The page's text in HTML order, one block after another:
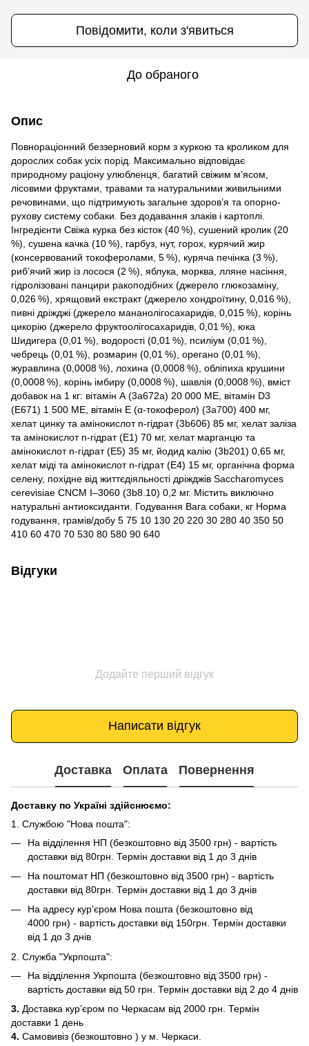
Повідомити, коли з'явиться
До обраного
Опис
Повнораціонний беззерновий корм з куркою та кроликом для
дорослих собак усіх порід. Максимально відповідає
природному раціону улюбленця, багатий свіжим м’ясом,
лісовими фруктами, травами та натуральними живильними
речовинами, що підтримують загальне здоров’я та опорно-
рухову систему собаки. Без додавання злаків і картоплі.
Інгредієнти Свіжа курка без кісток (40 %), сушений кролик (20
%), сушена качка (10 %), гарбуз, нут, горох, курячий жир
(консервований токоферолами, 5 %), куряча печінка (3 %),
риб’ячий жир із лосося (2 %), яблука, морква, лляне насіння,
гідролізовані панцири ракоподібних (джерело глюкозаміну,
0,026 %), хрящовий екстракт (джерело хондроїтину, 0,016 %),
пивні дріжджі (джерело мананолігосахаридів, 0,015 %), корінь
цикорію (джерело фруктоолігосахаридів, 0,01 %), юка
Шидигера (0,01 %), водорості (0,01 %), псиліум (0,01 %),
чебрець (0,01 %), розмарин (0,01 %), орегано (0,01 %),
журавлина (0,0008 %), лохина (0,0008 %), обліпиха крушини
(0,0008 %), корінь імбиру (0,0008 %), шавлія (0,0008 %), вміст
добавок на 1 кг: вітамін А (3a672a) 20 000 ME, вітамін D3
(E671) 1 500 ME, вітамін E (α-токоферол) (3a700) 400 мг,
хелат цинку та амінокислот n-гідрат (3b606) 85 мг, хелат заліза
та амінокислот n-гідрат (E1) 70 мг, хелат марганцю та
амінокислот n-гідрат (E5) 35 мг, йодид калію (3b201) 0,65 мг,
хелат міді та амінокислот n-гідрат (E4) 15 мг, органічна форма
селену, похідне від життєдіяльності дріжджів Saccharomyces
cerevisiae CNCM I–3060 (3b8.10) 0,2 мг. Містить виключно
натуральні антиоксиданти. Годування Вага собаки, кг Норма
годування, грамів/добу 5 75 10 130 20 220 30 280 40 350 50
410 60 470 70 530 80 580 90 640
Відгуки
Додайте перший відгук
Написати відгук
Доставка Оплата Повернення
Доставку по Україні здійснюємо:
1. Службою "Нова пошта":
На відділення НП (безкоштовно від 3500 грн) - вартість
доставки від 80грн. Термін доставки від 1 до 3 днів
На поштомат НП (безкоштовно від 3500 грн) - вартість
доставки від 80грн. Термін доставки від 1 до 3 днів
На адресу кур’єром Нова пошта (безкоштовно від
4000 грн) - вартість доставки від 150грн. Термін доставки
від 1 до 3 днів
2. Служба "Укрпошта":
На відділення Укрпошта (безкоштовно від 3500 грн) -
вартість доставки від 50 грн. Термін доставки від 2 до 4 днів
3. Доставка кур’єром по Черкасам від 2000 грн. Термін
доставки 1 день
4. Самовивіз (безкоштовно ) у м. Черкаси.